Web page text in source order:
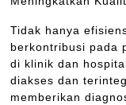
Tidak hanya
berkontribusi pada
di klinik dan
diakses dan
memberikan